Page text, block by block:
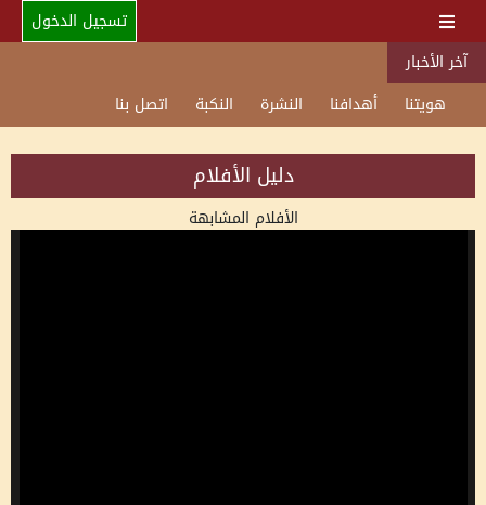
تسجيل الدخول
آخر الأخبار
هويتنا
أهدافنا النشرة النكبة اتصل بنا
دليل الأفلام
الأفلام المشابهة